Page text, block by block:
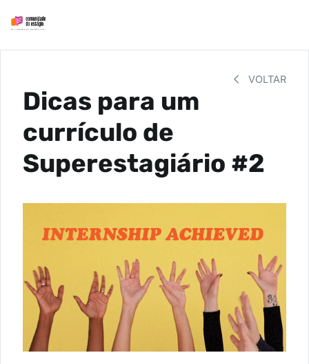
VOLTAR
Dicas para um
currículo de
Superestagiário #2